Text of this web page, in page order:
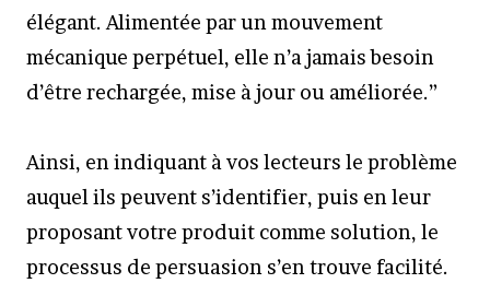
élégant. Alimentée par un mouvement
mécanique perpétuel, elle n’a jamais besoin
d’être rechargée, mise à jour ou améliorée.”
Ainsi, en indiquant à vos lecteurs le problème
auquel ils peuvent s’identifier, puis en leur
proposant votre produit comme solution, le
processus de persuasion s’en trouve facilité.